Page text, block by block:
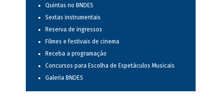
Quintas no BNDES
Sextas instrumentais
Reserva de ingressos
Filmes e festivais de cinema
Receba a programação
Concursos para Escolha de Espetáculos Musicais
Galeria BNDES